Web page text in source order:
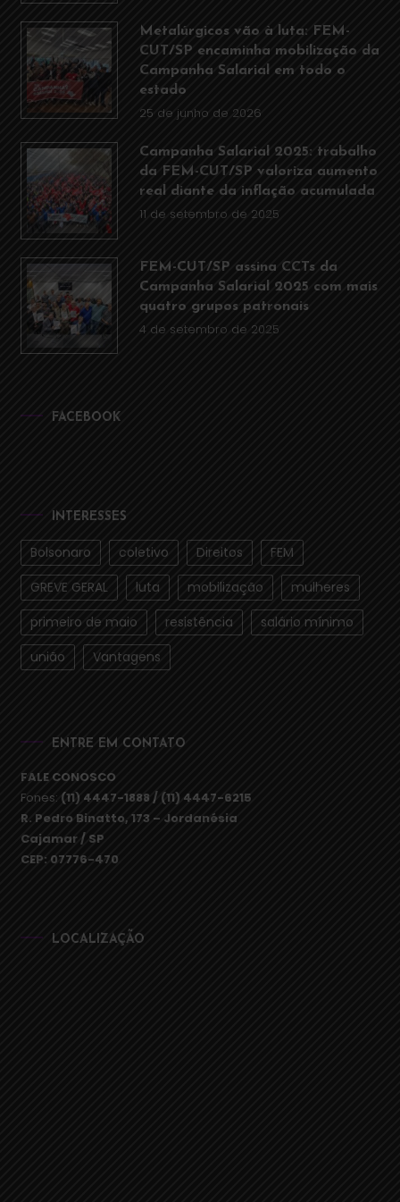
Metalúrgicos vão à luta: FEM-
CUT/SP encaminha mobilização da
Campanha Salarial em todo o
estado
25 de junho de 2026
Campanha Salarial 2025: trabalho
da FEM-CUT/SP valoriza aumento
real diante da inflação acumulada
11 de setembro de 2025
FEM-CUT/SP assina CCTs da
Campanha Salarial 2025 com mais
quatro grupos patronais
4 de setembro de 2025
FACEBOOK
INTERESSES
Bolsonaro coletivo Direitos
FEM
GREVE GERAL
luta mobilização
mulheres
primeiro de maio
resistência
salário mínimo
união
Vantagens
ENTRE EM CONTATO
FALE CONOSCO
Fones: (11) 4447-1888 / (11) 4447-6215
R. Pedro Binatto, 173 – Jordanésia
Cajamar / SP
CEP: 07776-470
LOCALIZAÇÃO